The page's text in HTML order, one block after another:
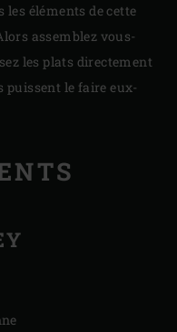
les éléments de cette
assemblez vous-
les plats directement
puissent le faire eux-